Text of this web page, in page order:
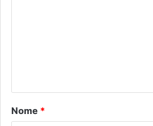
á
r
Nome *